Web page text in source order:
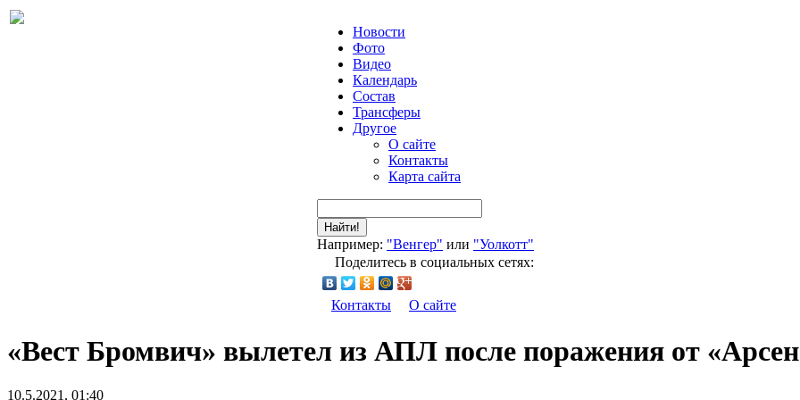
Новости
Фото
Видео
Календарь
Состав
Трансферы
Другое
О сайте
Контакты
Карта сайта
Найти!
Например: "Венгер" или "Уолкотт"
Поделитесь в социальных сетях:
Контакты О сайте
«Вест Бромвич» вылетел из АПЛ после поражения от
10.5.2021, 01:40